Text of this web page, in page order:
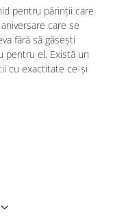
pentru părinții care
care se
fără să găsești
pentru el. Există un
cu exactitate ce-și